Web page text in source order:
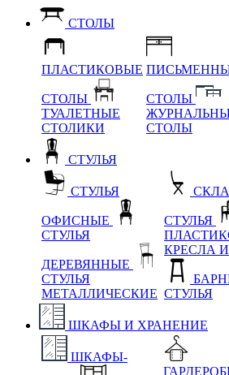
СТОЛЫ
ПЛАСТИКОВЫЕ
СТОЛЫ
ТУАЛЕТНЫЕ
СТОЛИКИ
СТОЛЫ
СТОЛЫ
СТУЛЬЯ
СТУЛЬЯ
ОФИСНЫЕ
СТУЛЬЯ
ДЕРЕВЯННЫЕ
СТУЛЬЯ
МЕТАЛЛИЧЕСКИЕ
СТУЛЬЯ
КРЕСЛА
СТУЛЬЯ
ШКАФЫ И ХРАНЕНИЕ
ШКАФЫ-